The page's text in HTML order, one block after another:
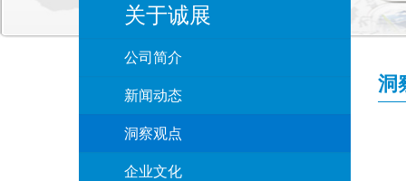
洞
关于诚展
公司简介
新闻动态
洞察观点
企业文化